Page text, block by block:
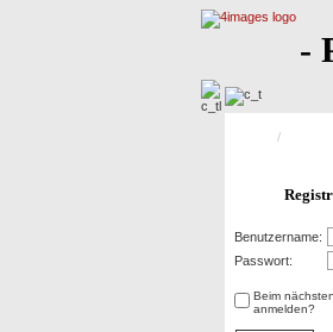
-
/
Benutzername:
Passwort:
Beim
anmelden?